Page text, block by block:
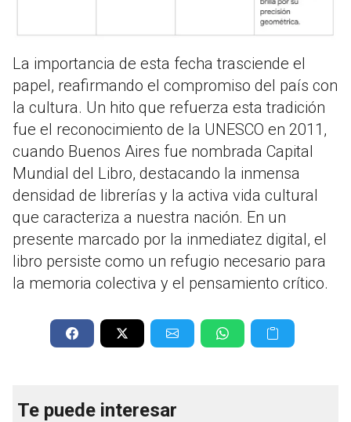
La importancia de esta fecha trasciende el
papel, reafirmando el compromiso del país con
la cultura. Un hito que refuerza esta tradición
fue el reconocimiento de la UNESCO en 2011,
cuando Buenos Aires fue nombrada Capital
Mundial del Libro, destacando la inmensa
densidad de librerías y la activa vida cultural
que caracteriza a nuestra nación. En un
presente marcado por la inmediatez digital, el
libro persiste como un refugio necesario para
la memoria colectiva y el pensamiento crítico.
Te puede interesar